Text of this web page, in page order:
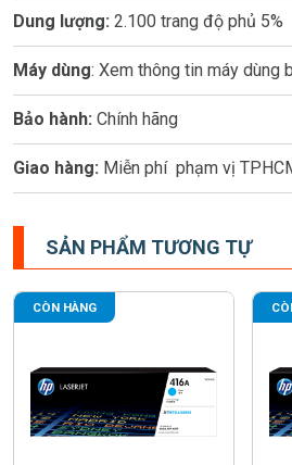
Dung lượng: 2.100 trang độ phủ 5%
Máy dùng: Xem thông tin máy dùng
Bảo hành: Chính hãng
Giao hàng: Miễn phí phạm vị
SẢN PHẨM TƯƠNG TỰ
CÒN HÀNG